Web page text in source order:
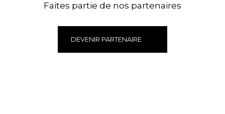
Faites partie de nos partenaires
DEVENIR PARTENAIRE